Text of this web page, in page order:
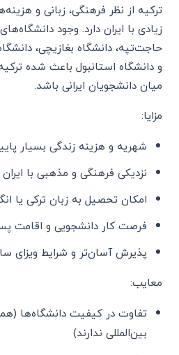
ترکیه از نظر فرهنگی، زبانی و
زیادی با ایران دارد. وجود
و دانشگاه استانبول باعث شده
میان دانشجویان ایرانی باشد.
مزایا:
شهریه و هزینه زندگی بسیار
نزدیکی فرهنگی و مذهبی با ایران
امکان تحصیل به زبان ترکی یا
فرصت کار دانشجویی و اقامت
پذیرش آسان‌تر و شرایط ویزای
معایب:
تفاوت در کیفیت دانشگاه‌ها
بین‌المللی ندارند)